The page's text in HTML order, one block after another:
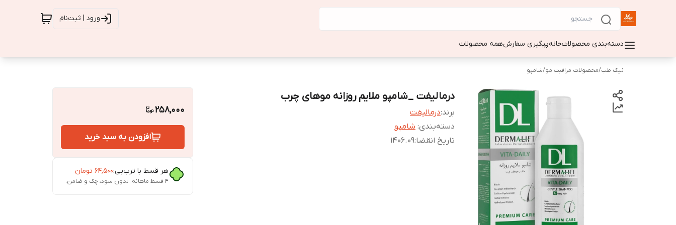
ورود | ثبت‌نام
دسته‌بندی محصولاتخانهپیگیری سفارشهمه محصولات
نیک طب/محصولات مراقبت مو/شامپو
درمالیفت _شامپو ملایم روزانه موهای چرب
برند:درمالیفت
دسته‌بندی: شامپو
تاریخ انقضا:
1406.09
258,000
افزودن به سبد خرید
هر قسط با ترب‌پی:۶۴٬۵۰۰ تومان
۴ قسط ماهانه. بدون سود، چک و ضامن.